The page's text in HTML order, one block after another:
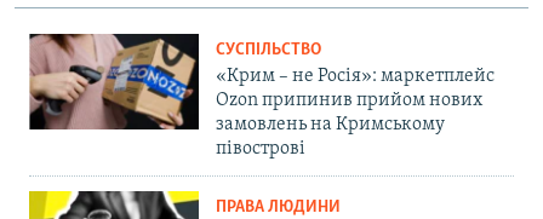
СУСПІЛЬСТВО
«Крим – не Росія»: маркетплейс
Ozon припинив прийом нових
замовлень на Кримському
півострові
ПРАВА ЛЮДИНИ